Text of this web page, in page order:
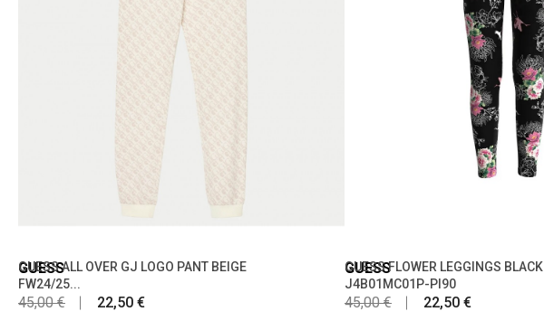
GUESS
GUESS ALL OVER GJ LOGO PANT BEIGE
FW24/25...
45,00 € 22,50 €
GUESS
GUESS FLOWER LEGGINGS BLACK
J4B01MC01P-PI90
45,00 € 22,50 €